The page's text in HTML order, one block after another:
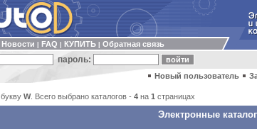
Новости FAQ КУПИТЬ Обратная связь
пароль:
Новый пользователь
W. Всего выбрано каталогов - 4 на 1 страницах
Электронные